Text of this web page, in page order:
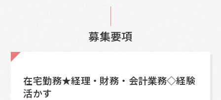
募集要項
在宅勤務★経理・財務・会計業務◇経験
活かす